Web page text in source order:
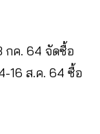
กค. 64 จัดซื้อ
16 ส.ค. 64 ซื้อ